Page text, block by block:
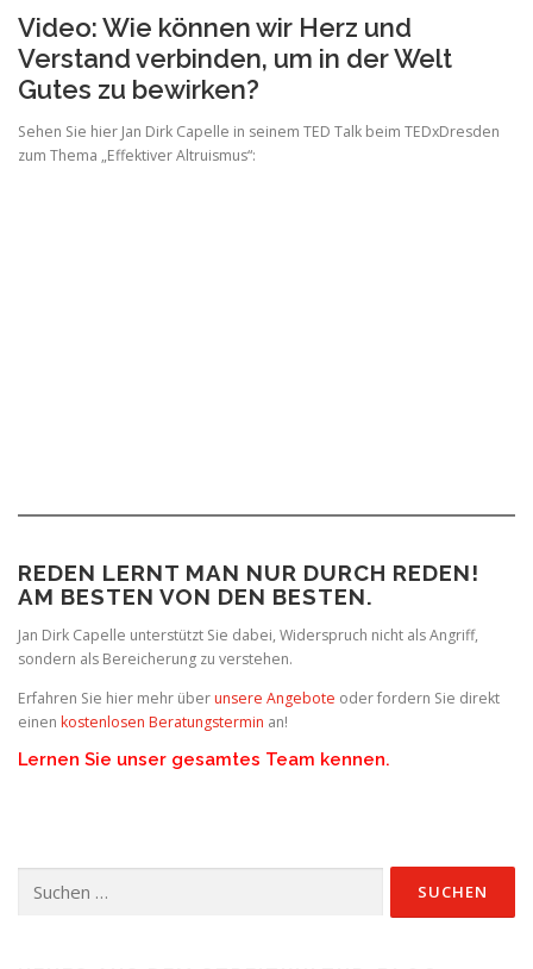
Video: Wie können wir Herz und
Verstand verbinden, um in der Welt
Gutes zu bewirken?
Sehen Sie hier Jan Dirk Capelle in seinem TED Talk beim TEDxDresden
zum Thema „Effektiver Altruismus“:
REDEN LERNT MAN NUR DURCH REDEN!
AM BESTEN VON DEN BESTEN.
Jan Dirk Capelle unterstützt Sie dabei, Widerspruch nicht als Angriff,
sondern als Bereicherung zu verstehen.
Erfahren Sie hier mehr überunsere Angebote oder fordern Sie direkt
einen kostenlosen Beratungstermin an!
Lernen Sie unser gesamtes Team kennen.
nach: